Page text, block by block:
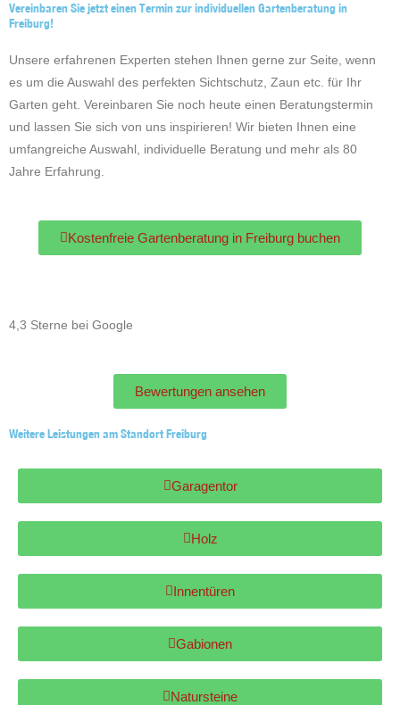
Vereinbaren Sie jetzt einen Termin zur individuellen Gartenberatung in
Freiburg!
Unsere erfahrenen Experten stehen Ihnen gerne zur Seite, wenn
es um die Auswahl des perfekten Sichtschutz, Zaun etc. für Ihr
Garten geht. Vereinbaren Sie noch heute einen Beratungstermin
und lassen Sie sich von uns inspirieren! Wir bieten Ihnen eine
umfangreiche Auswahl, individuelle Beratung und mehr als 80
Jahre Erfahrung.
Kostenfreie Gartenberatung in Freiburg buchen
Kostenfreie Gartenberatung in
4,3 Sterne bei Google
Bewertungen ansehen
Bewertungen ansehen
Weitere Leistungen am Standort Freiburg
Garagentor
Garagentor
Holz
Holz
Innentüren
Innentüren
Gabionen
Gabionen
Natursteine
Natursteine